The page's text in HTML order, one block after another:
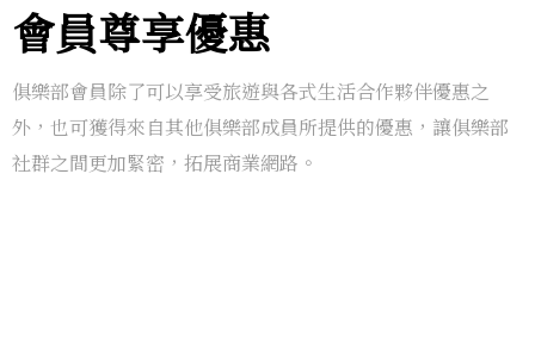
會員尊享優惠
俱樂部會員除了可以享受旅遊與各式生活合作夥伴優惠之
外，也可獲得來自其他俱樂部成員所提供的優惠，讓俱樂部
社群之間更加緊密，拓展商業網路。